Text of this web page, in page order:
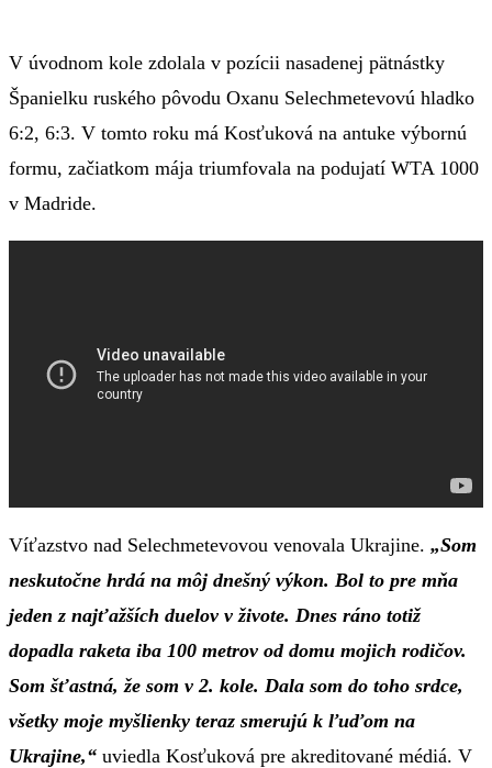
V úvodnom kole zdolala v pozícii nasadenej pätnástky
Španielku ruského pôvodu Oxanu Selechmetevovú hladko
6:2, 6:3. V tomto roku má Kosťuková na antuke výbornú
formu, začiatkom mája triumfovala na podujatí WTA 1000
v Madride.
Víťazstvo nad Selechmetevovou venovala Ukrajine. „Som
neskutočne hrdá na môj dnešný výkon. Bol to pre mňa
jeden z najťažších duelov v živote. Dnes ráno totiž
dopadla raketa iba 100 metrov od domu mojich rodičov.
Som šťastná, že som v 2. kole. Dala som do toho srdce,
všetky moje myšlienky teraz smerujú k ľuďom na
Ukrajine,“ uviedla Kosťuková pre akreditované médiá. V